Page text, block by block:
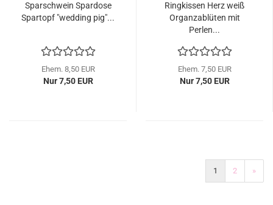
Sparschwein Spardose
Spartopf "wedding pig"...
Ehem. 8,50 EUR
Nur 7,50 EUR
Ringkissen Herz weiß
Organzablüten mit
Perlen...
Ehem. 7,50 EUR
Nur 7,50 EUR
1 2 »